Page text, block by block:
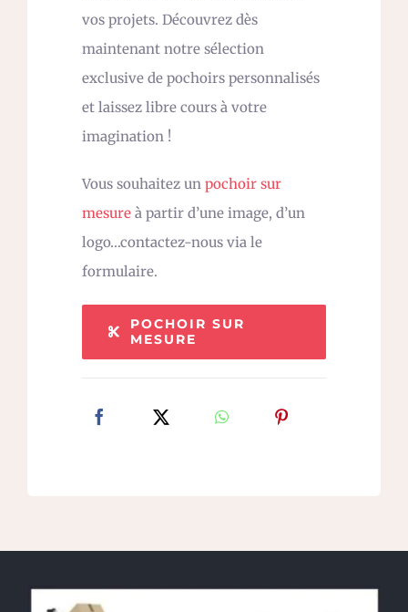
vos projets. Découvrez dès
maintenant notre sélection
exclusive de pochoirs personnalisés
et laissez libre cours à votre
imagination !
Vous souhaitez un pochoir sur
mesure à partir d’une image, d’un
logo…contactez-nous via le
formulaire.
POCHOIR SUR
MESURE